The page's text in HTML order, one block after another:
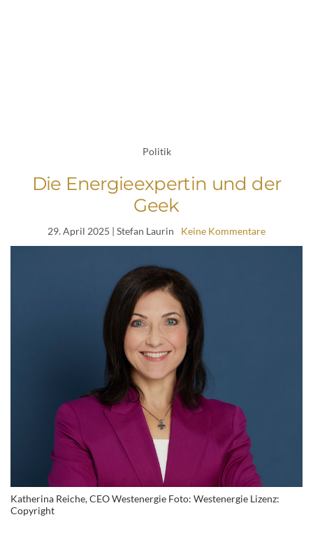
Politik
Die Energieexpertin und der
Geek
29. April 2025 | Stefan Laurin Keine Kommentare
Katherina Reiche, CEO Westenergie Foto: Westenergie Lizenz:
Copyright